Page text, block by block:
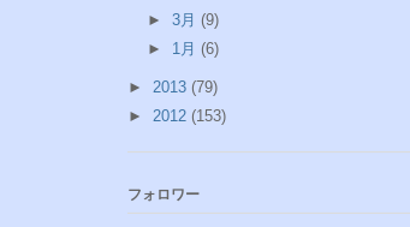
► 3月 (9)
► 1月 (6)
► 2013 (79)
► 2012 (153)
フォロワー